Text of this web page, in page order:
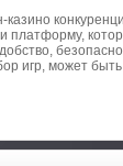
платформу,
игр, может быть